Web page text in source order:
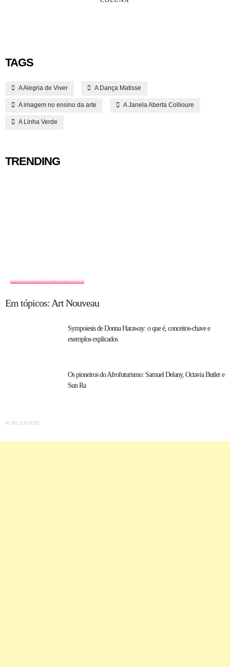
TAGS
A Alegria de Viver A Dança Matisse
A imagem no ensino da arte A Janela Aberta Collioure
A Linha Verde
TRENDING
HISTÓRIA EM TÓPICOS
Em tópicos: Art Nouveau
Sympoiesis de Donna Haraway: o que é, conceitos-chave e
exemplos explicados
Os pioneiros do Afrofuturismo: Samuel Delany, Octavia Butler e
Sun Ra
PUBLICIDADE